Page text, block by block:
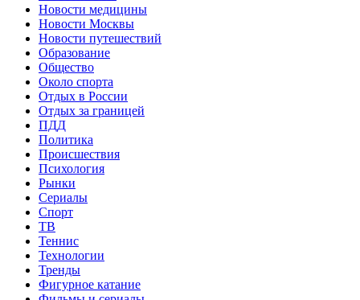
Новости медицины
Новости Москвы
Новости путешествий
Образование
Общество
Около спорта
Отдых в России
Отдых за границей
ПДД
Политика
Происшествия
Психология
Рынки
Сериалы
Спорт
ТВ
Теннис
Технологии
Тренды
Фигурное катание